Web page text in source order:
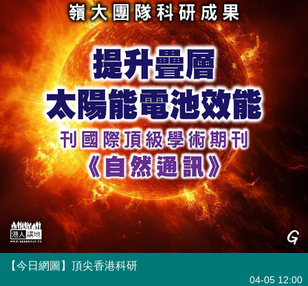
【今日網圖】頂尖香港科研
04-05 12:00